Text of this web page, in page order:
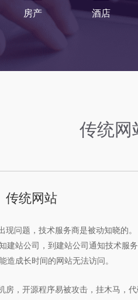
房产 酒店
传统
现问题，技术服务商是被动知晓的。
建站公司，到建站公司通知技术服
造成长时间的网站无法访问。
传统网站
房，开源程序易被攻击，挂木马，